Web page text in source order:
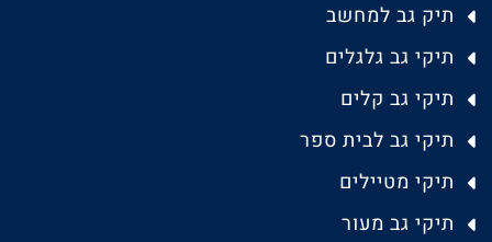
תיק גב למחשב
תיקי גב גלגלים
תיקי גב קלים
תיקי גב לבית ספר
תיקי מטיילים
תיקי גב מעור